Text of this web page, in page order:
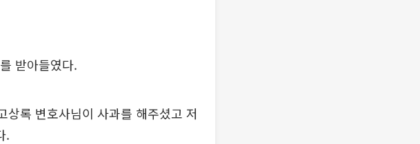
받아들였다.
상록 변호사님이 사과를 해주셨고 저
.